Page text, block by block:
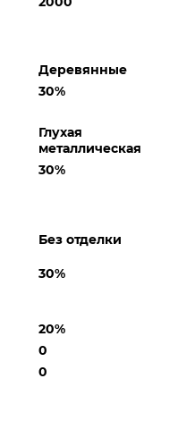
Деревянные
30%
Глухая
металлическая
30%
Без отделки
30%
20%
0
0